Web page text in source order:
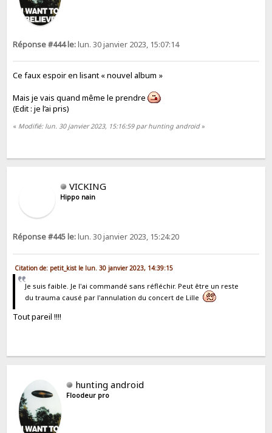
Réponse #444 le:lun. 30 janvier 2023, 15:07:14
Ce faux espoir en lisant « nouvel album »
Mais je vais quand même le prendre
(Edit : je l’ai pris)
« Modifié: lun. 30 janvier 2023, 15:16:59 par hunting android»
VICKING
Hippo nain
Réponse #445 le:lun. 30 janvier 2023, 15:24:20
Citation de: petit_kist le lun. 30 janvier 2023, 14:39:15
Je suis faible. Je l'ai commandé sans réfléchir. Peut être un reste
du trauma causé par l'annulation du concert de Lille
Tout pareil !!!!
hunting android
Floodeur pro